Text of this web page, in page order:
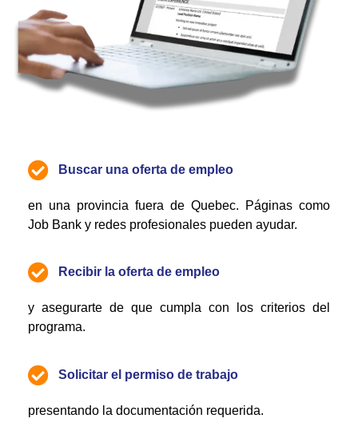
Buscar una oferta de empleo
en una provincia fuera de Quebec. Páginas como
Job Bank y redes profesionales pueden ayudar.
Recibir la oferta de empleo
y asegurarte de que cumpla con los criterios del
programa.
Solicitar el permiso de trabajo
presentando la documentación requerida.